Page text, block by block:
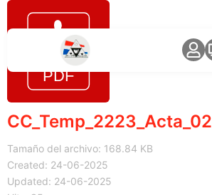
CC_Temp_2223_Acta_02
Tamaño del archivo: 168.84 KB
Created: 24-06-2025
Updated: 24-06-2025